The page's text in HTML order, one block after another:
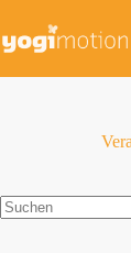
springen